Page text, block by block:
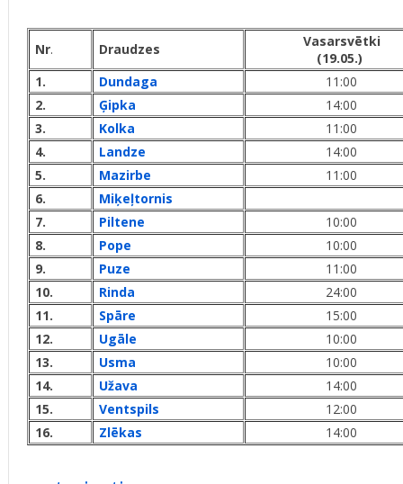
Nr. Draudzes
Vasarsvētki
(19.05.)
1.
Dundaga
11:00
2.
Ģipka
14:00
3.
Kolka
11:00
4.
Landze
14:00
5.
Mazirbe
11:00
6.
Miķeļtornis
7.
Piltene
10:00
8.
Pope
10:00
9.
Puze
11:00
10.
Rinda
24:00
11.
Spāre
15:00
12.
Ugāle
10:00
13.
Usma
10:00
14.
Užava
14:00
15.
Ventspils
12:00
16.
Zlēkas 14:00